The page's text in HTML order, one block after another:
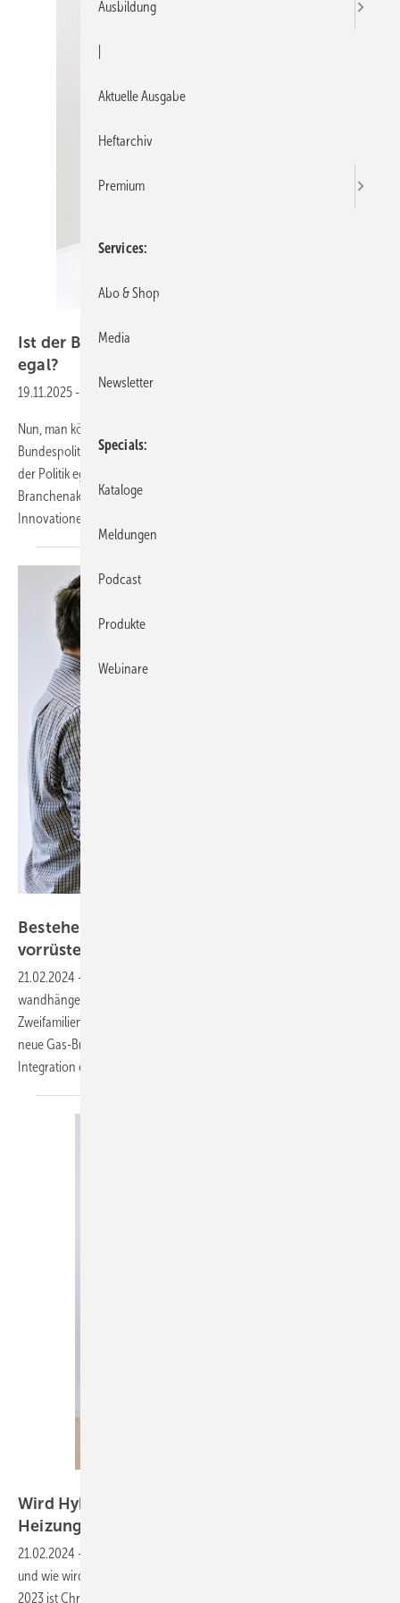
Ist der Bundespolitik die Heizungsbranche
egal?
19.11.2025 - Pro
Nun, man könnte meinen: Ja, die Heizungsbranche ist der
Bundespolitik völlig egal. Aber vielleicht ist es noch schlimmer: Sie ist
der Politik egal, solange sie nicht zu unbequem wird. Alle
Branchenakteure stehen bereit, die Wärmewende zu stemmen,
Innovationen einzubauen, Arbeitsplätze zu
Bestehende Gas-Kess el gesetzes­konform
vorrüsten
21.02.2024 -
wandhängende Gas-Brennwertkessel und Wärmepumpe im Ein- und
Zweifamilienhaus miteinander zu verbinden. Diese Schnittstelle macht
neue Gas-Brennwertkessel hybridfähig und bereitet sie auf die
Integration einer erst später erworbenen Wärmepumpe
Wird Hybrid das große Thema in der
Heizungsbranche?
21.02.2024 -
und wie wird sich die Zukunft des Heizens entwickeln? Seit Januar
2023 ist Christian Sieg Geschäftsführer der BDR Thermea Gruppe in
Ausbildung
Aktuelle Ausgabe
Heftarchiv
Premium
Services
Abo & Shop
Media
Newsletter
Specials
Kataloge
Meldungen
Podcast
Produkte
Webinare